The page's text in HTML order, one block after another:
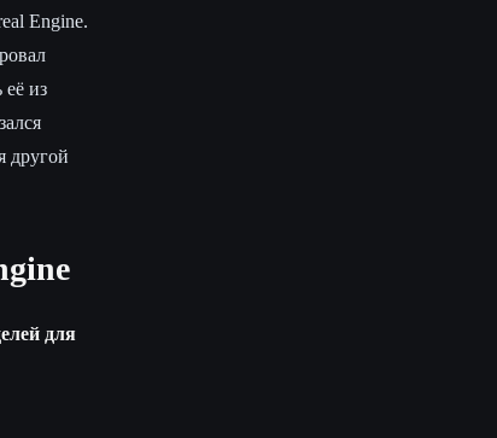
Engine.
её из
другой
для